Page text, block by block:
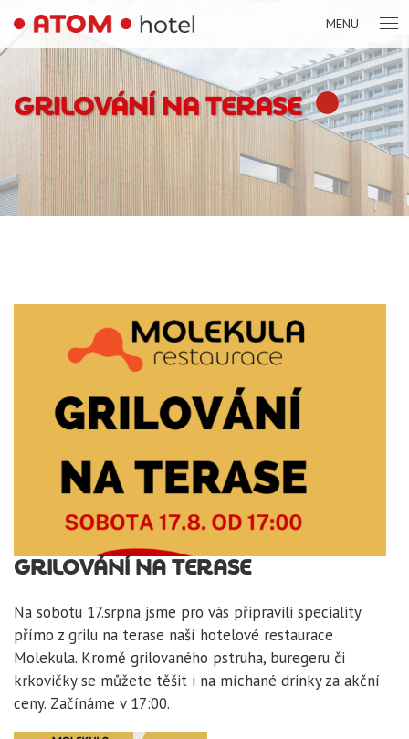
MENU
GRILOVÁNÍ NA TERASE
GRILOVÁNÍ NA TERASE
Na sobotu 17.srpna jsme pro vás připravili speciality
přímo z grilu na terase naší hotelové restaurace
Molekula. Kromě grilovaného pstruha, buregeru či
krkovičky se můžete těšit i na míchané drinky za akční
ceny. Začínáme v 17:00.